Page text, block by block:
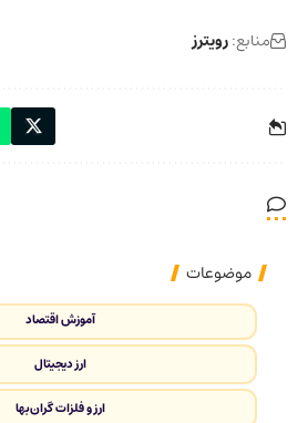
منابع:رویترز
موضوعات
آموزش اقتصاد
ارز دیجیتال
ارز و فلزات گران‌بها